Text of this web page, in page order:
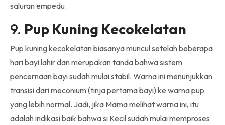
saluran empedu.
9. Pup Kuning Kecokelatan
Pup kuning kecokelatan biasanya muncul setelah beberapa
hari bayi lahir dan merupakan tanda bahwa sistem
pencernaan bayi sudah mulai stabil. Warna ini menunjukkan
transisi dari meconium (tinja pertama bayi) ke warna pup
yang lebih normal. Jadi, jika Mama melihat warna ini, itu
adalah indikasi baik bahwa si Kecil sudah mulai memproses